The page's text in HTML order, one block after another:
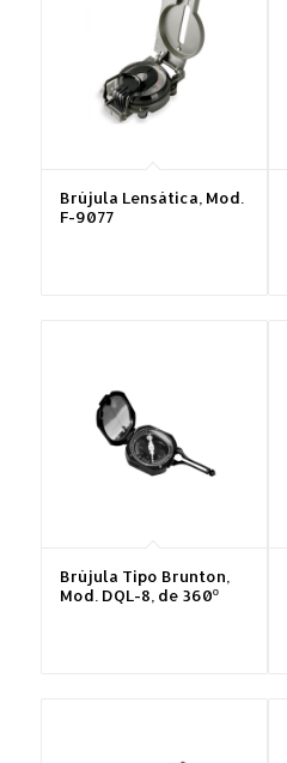
Brújula Lensática, Mod.
F-9077
Brújula Tipo Brunton,
Mod. DQL-8, de 360º